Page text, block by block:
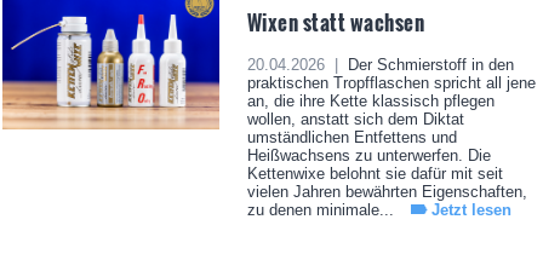
Wixen statt wachsen
20.04.2026 |
Der Schmierstoff in den
praktischen Tropfflaschen spricht all jene
an, die ihre Kette klassisch pflegen
wollen, anstatt sich dem Diktat
umständlichen Entfettens und
Heißwachsens zu unterwerfen. Die
Kettenwixe belohnt sie dafür mit seit
vielen Jahren bewährten Eigenschaften,
zu denen minimale...
Jetzt lesen